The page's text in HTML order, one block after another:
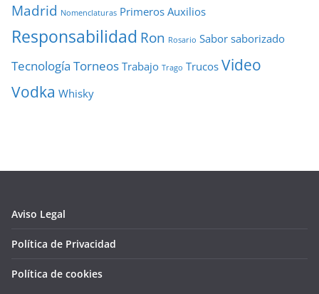
Madrid Nomenclaturas Primeros Auxilios
Responsabilidad Ron Rosario Sabor saborizado
Tecnología Torneos Trabajo Trago Trucos Video
Vodka Whisky
Aviso Legal
Política de Privacidad
Política de cookies